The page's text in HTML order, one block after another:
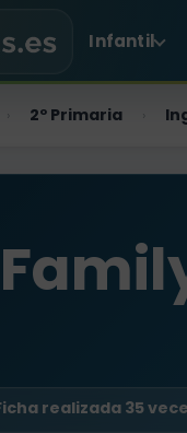
Infantil
› 2º Primaria ›
realizada 35